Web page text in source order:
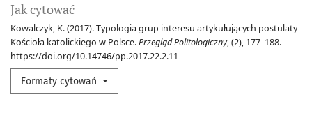
Jak cytować
Kowalczyk, K. (2017). Typologia grup interesu artykułujących postulaty
Kościoła katolickiego w Polsce.Przegląd Politologiczny, (2), 177–188.
https://doi.org/10.14746/pp.2017.22.2.11
Formaty cytowań